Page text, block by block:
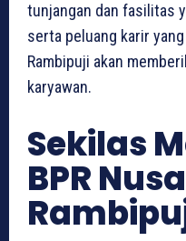
tunjangan dan fasilitas
serta peluang karir
Rambipuji akan
karyawan.
Sekilas
BPR